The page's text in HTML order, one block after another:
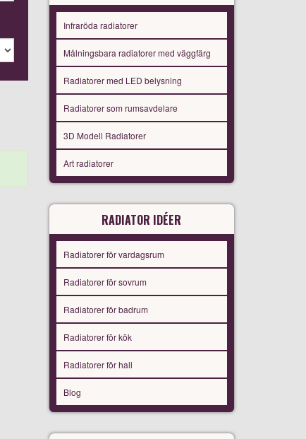
Infraröda radiatorer
Målningsbara radiatorer med väggfärg
Radiatorer med LED belysning
Radiatorer som rumsavdelare
3D Modell Radiatorer
Art radiatorer
RADIATOR IDÉER
Radiatorer för vardagsrum
Radiatorer för sovrum
Radiatorer för badrum
Radiatorer för kök
Radiatorer för hall
Blog